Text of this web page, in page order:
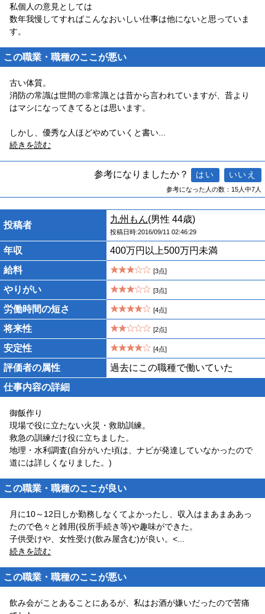
私個人の意見としては
数年我慢してすればこんなおいしい仕事は他にないと思っていま
す。
この職業・職種のここが悪い
古い体質。
消防の常識は世間の非常識とは昔から言われていますが、昔より
はマシになってきてるとは思います。
しかし、優秀な人ほどやめていくと書い
続きを読む
参考になりましたか？
参考になった人の数：15人中7人
投稿者
九州もん(男性 44歳)
投稿日時:2016/09/11 02:46:29
年収
400万円以上500万円未満
給料
[3点]
やりがい [3点]
労働時間の短さ [4点]
将来性 [2点]
安定性 [4点]
評価者の属性
過去にこの職種で働いていた
仕事内容の詳細
御飯作り
現場で役に立たない火災・救助訓練。
救急の訓練だけ役に立ちました。
地理・水利調査(自分がいた頃は、ナビが発達していなかったので
道には詳しくなりました。)
この職業・職種のここが良い
月に10～12日しか勤務しなくてよかったし、収入はまあまああっ
たので色々と雑用(役所手続き等)や趣味ができた。
子供受けや、女性受け(飲み屋含む)が良い。<
続きを読む
この職業・職種のここが悪い
飲み会がことあることにあるが、私はお酒が嫌いだったので苦痛